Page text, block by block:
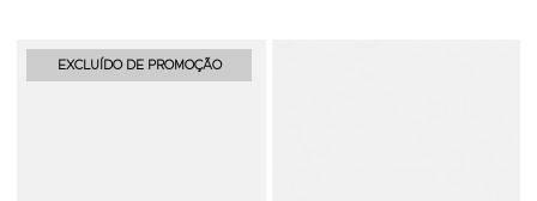
EXCLUÍDO DE PROMOÇÃO